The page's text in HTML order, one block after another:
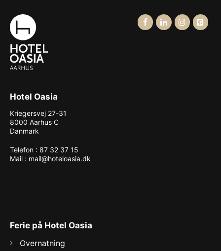
Hotel Oasia
Kriegersvej 27-31
8000 Aarhus C
Danmark
Telefon : 87 32 37 15
Mail : mail@hoteloasia.dk
Ferie på Hotel Oasia
Overnatning